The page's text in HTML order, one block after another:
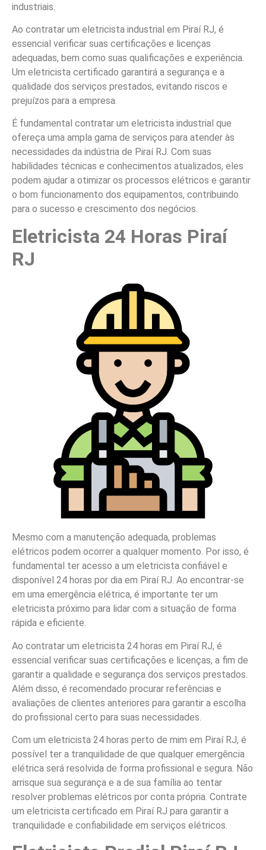
industriais.
Ao contratar um eletricista industrial em Piraí RJ, é
essencial verificar suas certificações e licenças
adequadas, bem como suas qualificações e experiência.
Um eletricista certificado garantirá a segurança e a
qualidade dos serviços prestados, evitando riscos e
prejuízos para a empresa.
É fundamental contratar um eletricista industrial que
ofereça uma ampla gama de serviços para atender às
necessidades da indústria de Piraí RJ. Com suas
habilidades técnicas e conhecimentos atualizados, eles
podem ajudar a otimizar os processos elétricos e garantir
o bom funcionamento dos equipamentos, contribuindo
para o sucesso e crescimento dos negócios.
Eletricista 24 Horas Piraí
RJ
Mesmo com a manutenção adequada, problemas
elétricos podem ocorrer a qualquer momento. Por isso, é
fundamental ter acesso a um eletricista confiável e
disponível 24 horas por dia em Piraí RJ. Ao encontrar-se
em uma emergência elétrica, é importante ter um
eletricista próximo para lidar com a situação de forma
rápida e eficiente.
Ao contratar um eletricista 24 horas em Piraí RJ, é
essencial verificar suas certificações e licenças, a fim de
garantir a qualidade e segurança dos serviços prestados.
Além disso, é recomendado procurar referências e
avaliações de clientes anteriores para garantir a escolha
do profissional certo para suas necessidades.
Com um eletricista 24 horas perto de mim em Piraí RJ, é
possível ter a tranquilidade de que qualquer emergência
elétrica será resolvida de forma profissional e segura. Não
arrisque sua segurança e a de sua família ao tentar
resolver problemas elétricos por conta própria. Contrate
um eletricista certificado em Piraí RJ para garantir a
tranquilidade e confiabilidade em serviços elétricos.